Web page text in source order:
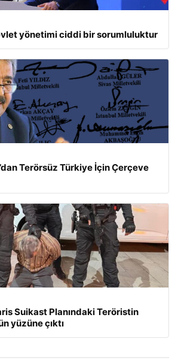
yönetimi ciddi bir sorumluluktur
Terörsüz Türkiye İçin Çerçeve
Suikast Planındaki Teröristin
yüzüne çıktı